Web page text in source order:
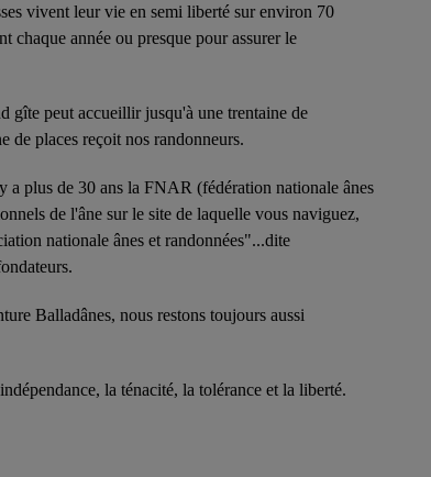
vivent leur vie en semi liberté sur environ 70
chaque année ou presque pour assurer le
gîte peut accueillir jusqu'à une trentaine de
de places reçoit nos randonneurs.
a plus de 30 ans la FNAR (fédération nationale ânes
de l'âne sur le site de laquelle vous naviguez,
nationale ânes et randonnées"...dite
Balladânes, nous restons toujours aussi
la ténacité, la tolérance et la liberté.